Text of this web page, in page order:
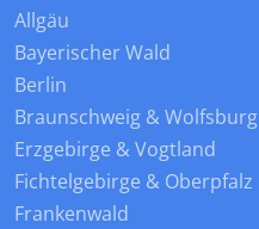
Allgäu
Bayerischer Wald
Berlin
Braunschweig & Wolfsburg
Erzgebirge & Vogtland
Fichtelgebirge & Oberpfalz
Frankenwald